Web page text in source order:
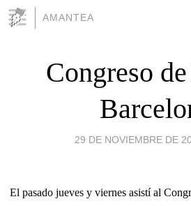
AMANTEA
Congreso
29 DE NOVIEMBRE DE
El pasado jueves y viernes asistí al